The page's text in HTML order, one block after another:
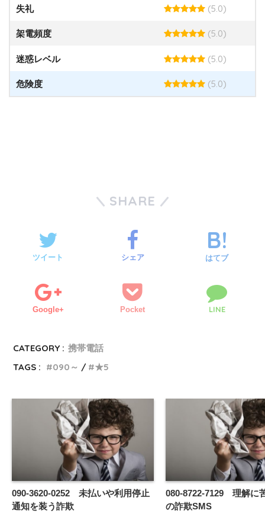
失礼 (5.0)
架電頻度 (5.0)
迷惑レベル (5.0)
危険度 (5.0)
SHARE
ツイート シェア はてブ
Google+ Pocket LINE
CATEGORY : 携帯電話
TAGS :
090～ ★5
090-3620-0252 未払いや利用停止
通知を装う詐欺
080-8722-7129 理解に
の詐欺SMS